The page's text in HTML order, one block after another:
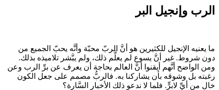
الرب وإنجيل البر
ما يعنيه الإنجيل للكثيرين هو أنَّ الربّ محبّة وأنَّه يحبّ الجميع من
دون شروط. غير أنَّ يسوع لم يعلَّم ذلك، ولم يبَّشر تلاميذه بذلك.
ومن الواضح أنَّهم أيقنوا أنَّ العالم بحاجة أن يعرف عن برِّ الرب وعن
رغبته بل وشوقه بأن يشاركنا به. فالربُّ مصمم على جعل الكون
خالٍ من أيِّ لابرٍّ. فلما لا ندعو ذلك الأخبار السَّارة؟